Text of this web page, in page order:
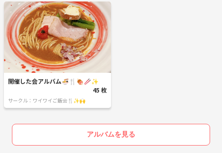
開催した会アルバム🍜🍴🍖🥢✨
45 枚
サークル：ワイワイご飯会🍴✨🙌
アルバムを見る